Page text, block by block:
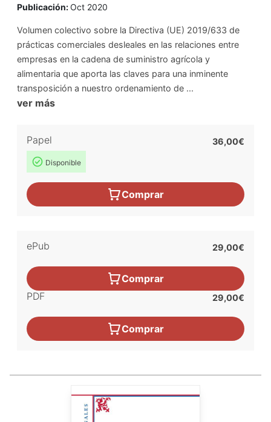
Publicación:Oct 2020
Volumen colectivo sobre la Directiva (UE) 2019/633 de
prácticas comerciales desleales en las relaciones entre
empresas en la cadena de suministro agrícola y
alimentaria que aporta las claves para una inminente
transposición a nuestro ordenamiento de ...
ver más
Papel
Disponible
36,00€
Comprar
ePub 29,00€
Comprar
PDF
29,00€
Comprar